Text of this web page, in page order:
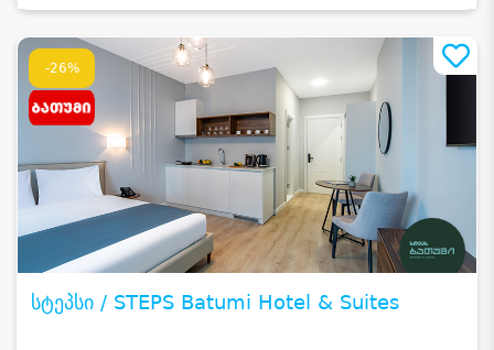
-26%
სტეპსი / STEPS Batumi Hotel & Suites